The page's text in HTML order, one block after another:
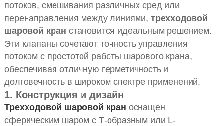
потоков, смешивания различных сред или
перенаправления между линиями, трехходовой
шаровой кран становится идеальным решением.
Эти клапаны сочетают точность управления
потоком с простотой работы шарового крана,
обеспечивая отличную герметичность и
долговечность в широком спектре применений.
1. Конструкция и дизайн
Трехходовой шаровой кран оснащен
сферическим шаром с Т-образным или L-